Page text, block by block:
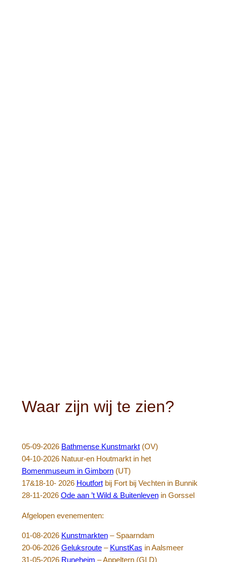
Waar zijn wij te zien?
05-09-2026 Bathmense Kunstmarkt(OV)
04-10-2026 Natuur-en Houtmarkt in het
Bomenmuseum in Gimborn(UT)
17&18-10- 2026 Houtfortbij Fort bij Vechten in Bunnik
28-11-2026 Ode aan ’t Wild & Buitenlevenin Gorssel
Afgelopen evenementen:
01-08-2026 Kunstmarkten– Spaarndam
20-06-2026 Geluksroute– KunstKas in Aalsmeer
31-05-2026 Runeheim – Appeltern (GLD)